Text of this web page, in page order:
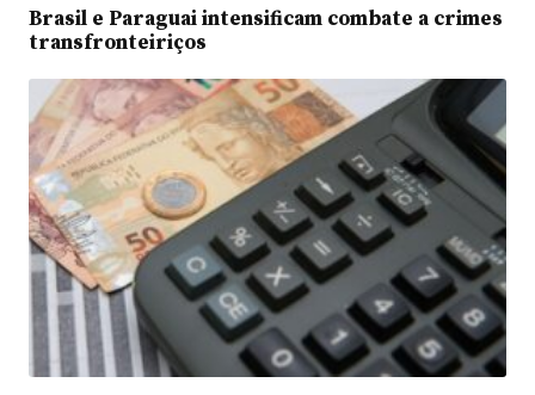
Brasil e Paraguai intensificam combate a crimes
transfronteiriços